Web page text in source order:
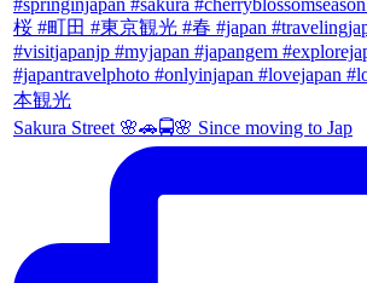
Sakura Street 🌸🚗🚍🌸 Since moving to Jap